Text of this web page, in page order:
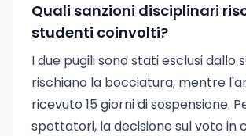
Quali sanzioni disciplinari
studenti coinvolti?
I due pugili sono stati esclusi dallo
rischiano la bocciatura, mentre
ricevuto 15 giorni di sospensione.
spettatori, la decisione sul voto in